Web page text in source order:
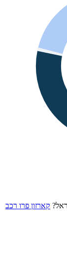
קארזון פרו רכב